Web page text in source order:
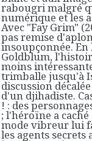
rabougri malgré
numérique et les
Avec "Fay Grim"
pas remise
insoupçonnée.
Goldblum,
moins
trimballe jusqu'à
discussion
d'un djihadiste.
! : des
; l'héroïne a
mode vibreur lui
les agents secrets